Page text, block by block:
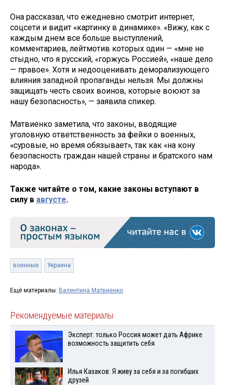
Она рассказал, что ежедневно смотрит интернет,
соцсети и видит «картинку в динамике». «Вижу, как с
каждым днем все больше выступлений,
комментариев, лейтмотив которых один — «мне не
стыдно, что я русский, «горжусь Россией», «наше дело
— правое». Хотя и недооценивать деморализующего
влияния западной пропаганды нельзя. Мы должны
защищать честь своих воинов, которые воюют за
нашу безопасность», — заявила спикер.
Матвиенко заметила, что законы, вводящие
уголовную ответственность за фейки о военных,
«суровые, но время обязывает», так как «на кону
безопасность граждан нашей страны и братского нам
народа».
Также читайте о том, какие законы вступают в
силу в августе.
военные Украина
Ещё материалы: Валентина Матвиенко
Рекомендуемые материалы
Эксперт: только Россия может дать Африке
возможность защитить себя
Илья Казаков: Я живу за себя и за погибших
друзей